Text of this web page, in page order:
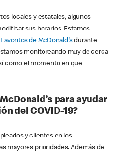
locales y estatales, algunos
sus horarios. Estamos
Favoritos de McDonald's durante
monitoreando muy de cerca
como el momento en que
para ayudar
del COVID-19?
y clientes en los
mayores prioridades. Además de